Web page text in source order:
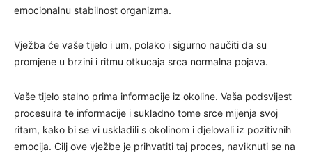
emocionalnu stabilnost organizma.
Vježba će vaše tijelo i um, polako i sigurno naučiti da su
promjene u brzini i ritmu otkucaja srca normalna pojava.
Vaše tijelo stalno prima informacije iz okoline. Vaša podsvijest
procesuira te informacije i sukladno tome srce mijenja svoj
ritam, kako bi se vi uskladili s okolinom i djelovali iz pozitivnih
emocija. Cilj ove vježbe je prihvatiti taj proces, naviknuti se na